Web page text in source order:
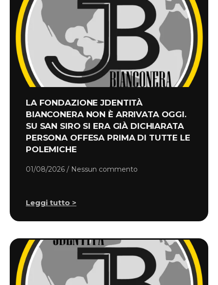
LA FONDAZIONE JDENTITÀ
BIANCONERA NON È ARRIVATA OGGI.
SU SAN SIRO SI ERA GIÀ DICHIARATA
PERSONA OFFESA PRIMA DI TUTTE LE
POLEMICHE
01/08/2026 Nessun commento
Leggi tutto >